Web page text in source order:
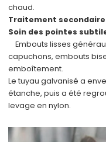
chaud.
Traitement secondaire
Soin des pointes
Embouts lisses
capuchons, embouts
emboîtement.
Le tuyau galvanisé a
étanche, puis a été
levage en nylon.